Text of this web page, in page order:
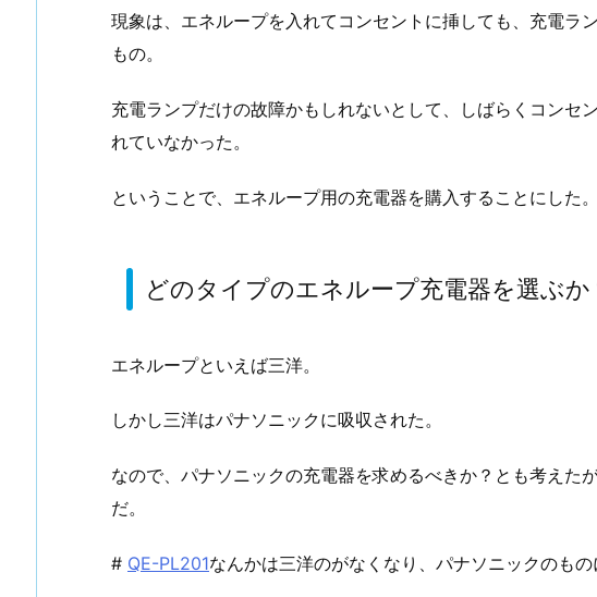
現象は、エネループを入れてコンセントに挿しても、充電ラ
もの。
充電ランプだけの故障かもしれないとして、しばらくコンセ
れていなかった。
ということで、エネループ用の充電器を購入することにした。
どのタイプのエネループ充電器を選ぶか
エネループといえば三洋。
しかし三洋はパナソニックに吸収された。
なので、パナソニックの充電器を求めるべきか？とも考えた
だ。
# QE-PL201なんかは三洋のがなくなり、パナソニックのもの